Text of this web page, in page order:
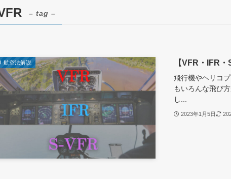
– tag –
航空法解説 【VFR・IFR
飛行機やヘリコ
もいろんな飛び
し...
2023年1月5日